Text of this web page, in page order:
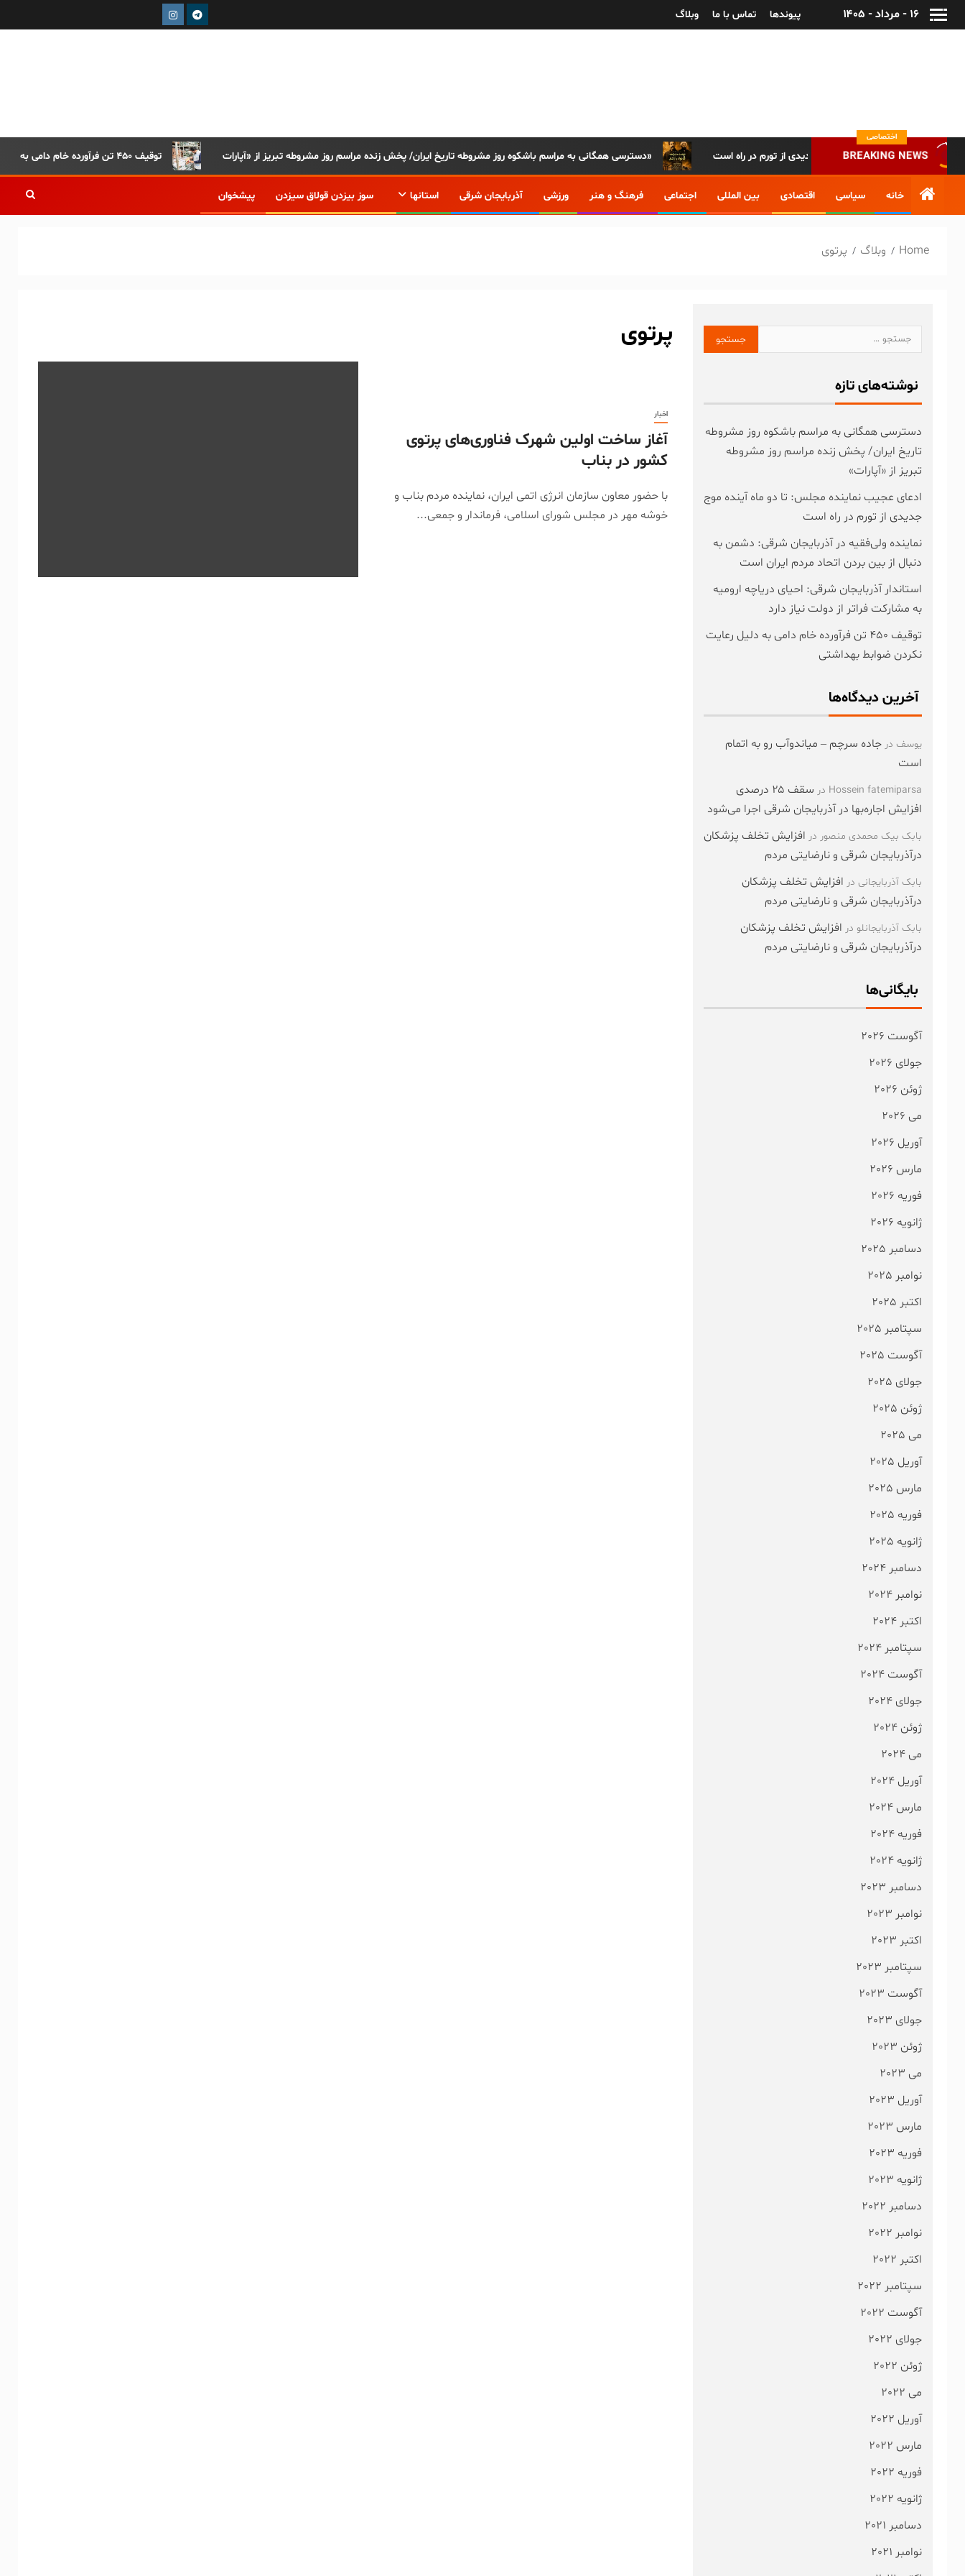
۱۶ - مرداد - ۱۴۰۵ پیوندها تماس با ما وبلاگ
اختصاصی
BREAKING NEWS توقیف ۴۵۰ تن فرآورده خام دامی به دلیل رعایت نکردن ضوابط بهداشتی دسترسی همگانی به مراسم باشکوه روز مشروطه تاریخ ایران/ پخش زنده مراسم روز مشروطه تبریز از «آپارات» تا دو ماه آینده موج جدیدی از تورم در راه است
خانه سیاسی اقتصادی بین المللی اجتماعی فرهنگ و هنر ورزشی آذربایجان شرقی استانها سوز بیزدن قولاق سیزدن پیشخوان
Home وبلاگ پرتوی
پرتوی
اخبار
آغاز ساخت اولین شهرک فناوری‌های پرتوی
کشور در بناب
با حضور معاون سازمان انرژی اتمی ایران، نماینده مردم بناب و
خوشه مهر در مجلس شورای اسلامی، فرماندار و جمعی...
نوشته‌های تازه
دسترسی همگانی به مراسم باشکوه روز مشروطه
تاریخ ایران/ پخش زنده مراسم روز مشروطه
تبریز از «آپارات»
ادعای عجیب نماینده مجلس: تا دو ماه آینده موج
جدیدی از تورم در راه است
نماینده ولی‌فقیه در آذربایجان شرقی: دشمن به
دنبال از بین بردن اتحاد مردم ایران است
استاندار آذربایجان شرقی: احیای دریاچه ارومیه
به مشارکت فراتر از دولت نیاز دارد
توقیف ۴۵۰ تن فرآورده خام دامی به دلیل رعایت
نکردن ضوابط بهداشتی
آخرین دیدگاه‌ها
یوسف درجاده سرچم – میاندوآب رو به اتمام
است
Hossein fatemiparsa در
سقف ۲۵ درصدی
افزایش اجاره‌بها در آذربایجان شرقی اجرا می‌شود
بابک بیک محمدی منصور در افزایش تخلف پزشکان
درآذربایجان شرقی و نارضایتی مردم
بابک آذربایجانی در افزایش تخلف پزشکان
درآذربایجان شرقی و نارضایتی مردم
بابک آذربایجانلو در افزایش تخلف پزشکان
درآذربایجان شرقی و نارضایتی مردم
بایگانی‌ها
آگوست 2026
جولای 2026
ژوئن 2026
می 2026
آوریل 2026
مارس 2026
فوریه 2026
ژانویه 2026
دسامبر 2025
نوامبر 2025
اکتبر 2025
سپتامبر 2025
آگوست 2025
جولای 2025
ژوئن 2025
می 2025
آوریل 2025
مارس 2025
فوریه 2025
ژانویه 2025
دسامبر 2024
نوامبر 2024
اکتبر 2024
سپتامبر 2024
آگوست 2024
جولای 2024
ژوئن 2024
می 2024
آوریل 2024
مارس 2024
فوریه 2024
ژانویه 2024
دسامبر 2023
نوامبر 2023
اکتبر 2023
سپتامبر 2023
آگوست 2023
جولای 2023
ژوئن 2023
می 2023
آوریل 2023
مارس 2023
فوریه 2023
ژانویه 2023
دسامبر 2022
نوامبر 2022
اکتبر 2022
سپتامبر 2022
آگوست 2022
جولای 2022
ژوئن 2022
می 2022
آوریل 2022
مارس 2022
فوریه 2022
ژانویه 2022
دسامبر 2021
نوامبر 2021